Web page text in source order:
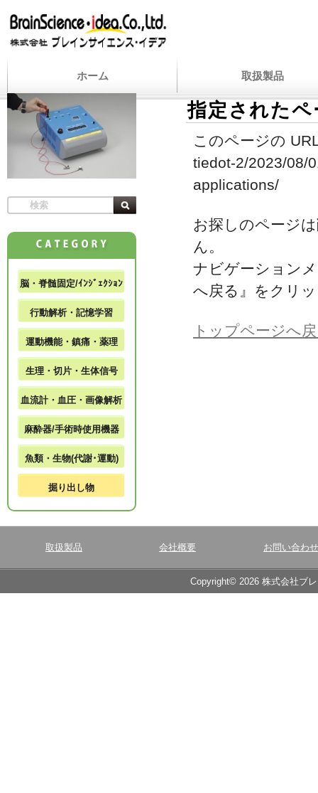
ホーム 取扱製品
指定された
このページの
tiedot-2/2023/08/
applications/
お探しのページ
ん。
ナビゲーション
へ戻る』をクリ
トップページへ
脳・脊髄固定/ｲﾝｼﾞｪｸｼｮﾝ
行動解析・記憶学習
運動機能・鎮痛・薬理
生理・切片・生体信号
血流計・血圧・画像解析
麻酔器/手術時使用機器
魚類・生物(代謝･運動)
掘り出し物
取扱製品 会社概要 お問い合わせ
Copyright© 2026 株式会社ブ